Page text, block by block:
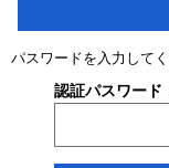
パスワードを入力してく
認証パスワード